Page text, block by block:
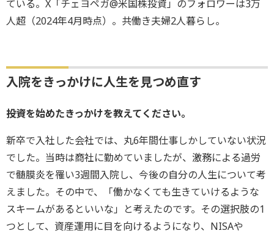
ている。X「チェヨペガ@米国株投資」のフォロワーは3万
人超（2024年4月時点）。共働き夫婦2人暮らし。
入院をきっかけに人生を見つめ直す
――投資を始めたきっかけを教えてください。
新卒で入社した会社では、丸6年間仕事しかしていない状況
でした。当時は商社に勤めていましたが、激務による過労
で髄膜炎を罹い3週間入院し、今後の自分の人生について考
えました。その中で、「働かなくても生きていけるような
スキームがあるといいな」と考えたのです。その選択肢の1
つとして、資産運用に目を向けるようになり、NISAや